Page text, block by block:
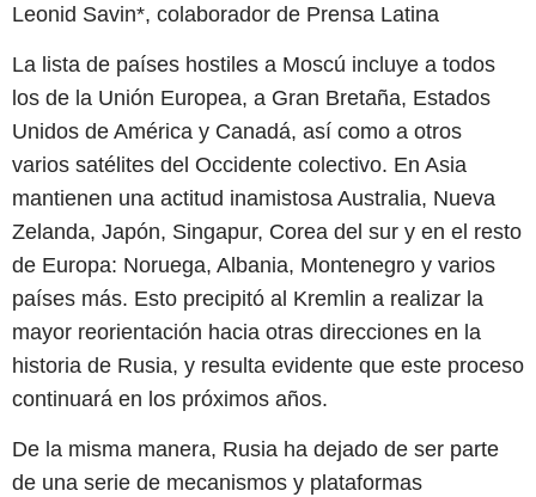
Leonid Savin*, colaborador de Prensa Latina
La lista de países hostiles a Moscú incluye a todos
los de la Unión Europea, a Gran Bretaña, Estados
Unidos de América y Canadá, así como a otros
varios satélites del Occidente colectivo. En Asia
mantienen una actitud inamistosa Australia, Nueva
Zelanda, Japón, Singapur, Corea del sur y en el resto
de Europa: Noruega, Albania, Montenegro y varios
países más. Esto precipitó al Kremlin a realizar la
mayor reorientación hacia otras direcciones en la
historia de Rusia, y resulta evidente que este proceso
continuará en los próximos años.
De la misma manera, Rusia ha dejado de ser parte
de una serie de mecanismos y plataformas